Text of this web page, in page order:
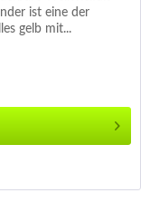
ist eine der
gelb mit...